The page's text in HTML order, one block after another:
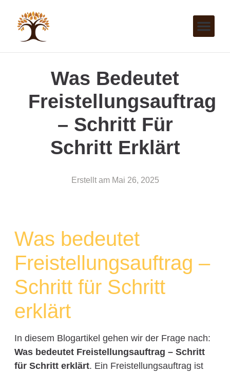
Was Bedeutet
Freistellungsauftrag
– Schritt Für
Schritt Erklärt
Erstellt am Mai 26, 2025
Was bedeutet
Freistellungsauftrag –
Schritt für Schritt
erklärt
In diesem Blogartikel gehen wir der Frage nach:
Was bedeutet Freistellungsauftrag – Schritt
für Schritt erklärt. Ein Freistellungsauftrag ist